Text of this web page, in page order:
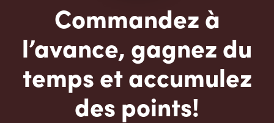
Commandez à
l’avance, gagnez du
temps et accumulez
des points!